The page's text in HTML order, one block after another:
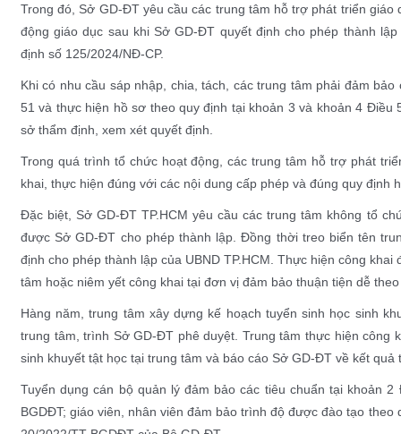
Trong đó, Sở GD-ĐT yêu cầu các trung tâm hỗ trợ phát triển
động giáo dục sau khi Sở GD-ĐT quyết định cho phép thành
định số 125/2024/NĐ-CP.
Khi có nhu cầu sáp nhập, chia, tách, các trung tâm phải đảm
51 và thực hiện hồ sơ theo quy định tại khoản 3 và khoản 4 Điều
sở thẩm định, xem xét quyết định.
Trong quá trình tổ chức hoạt động, các trung tâm hỗ trợ phát
khai, thực hiện đúng với các nội dung cấp phép và đúng quy định
Đặc biệt, Sở GD-ĐT TP.HCM yêu cầu các trung tâm không tổ
được Sở GD-ĐT cho phép thành lập. Đồng thời treo biển tên
định cho phép thành lập của UBND TP.HCM. Thực hiện công
tâm hoặc niêm yết công khai tại đơn vị đảm bảo thuận tiện dễ
Hàng năm, trung tâm xây dựng kế hoạch tuyển sinh học sinh
trung tâm, trình Sở GD-ĐT phê duyệt. Trung tâm thực hiện công
sinh khuyết tật học tại trung tâm và báo cáo Sở GD-ĐT về kết quả
Tuyển dụng cán bộ quản lý đảm bảo các tiêu chuẩn tại khoản
BGDĐT; giáo viên, nhân viên đảm bảo trình độ được đào tạo